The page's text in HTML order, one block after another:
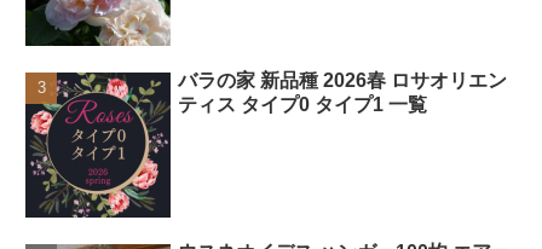
バラの家 新品種 2026春 ロサオリエン
ティス タイプ0 タイプ1 一覧